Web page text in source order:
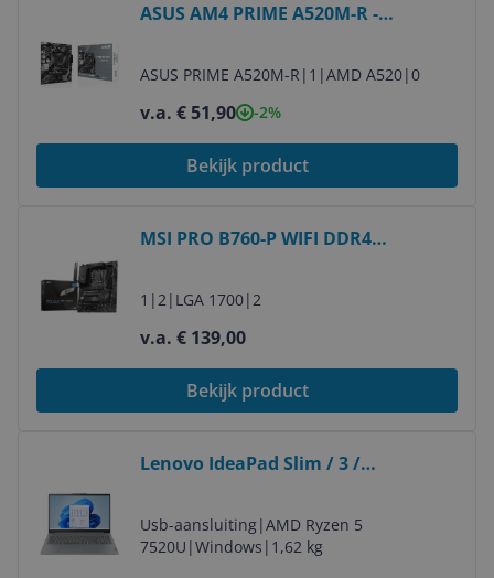
ASUS AM4 PRIME A520M-R -
Motherboard
ASUS PRIME A520M-R | 1 |AMD A520|0
v.a. € 51,90 -2%
Bekijk product
MSI PRO B760-P WIFI DDR4
1 |2| LGA 1700|2
v.a. € 139,00
Bekijk product
Lenovo IdeaPad Slim / 3 /
Usb-aansluiting|AMD Ryzen 5
7520U |Windows | 1,62 kg